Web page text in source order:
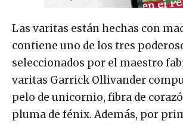
Las varitas están hechas con
contiene uno de los tres
seleccionados por el maestro
varitas Garrick Ollivander
pelo de unicornio, fibra de
pluma de fénix. Además, por